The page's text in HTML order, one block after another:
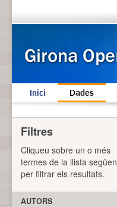
Inici Dades
Filtres
Cliqueu sobre un o més
termes de la llista
per filtrar els resultats.
AUTORS